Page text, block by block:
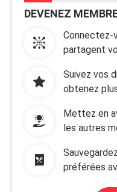
DEVENEZ
Connectez-
partagent
Suivez vos
obtenez
Mettez en
les autres
préférées